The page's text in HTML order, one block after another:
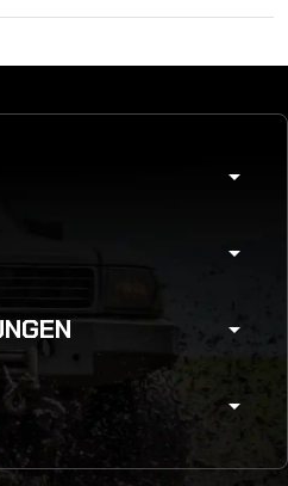
arrow_drop_down
arrow_drop_down
arrow_drop_down
arrow_drop_down